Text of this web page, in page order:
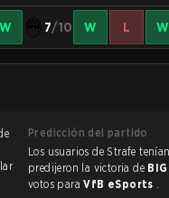
W 7/10 W L W
Predicción del partido
Los usuarios de Strafe tenían un favorito abrumador en este partido, y
predijeron la victoria de BIG
votos paraVfB eSports .